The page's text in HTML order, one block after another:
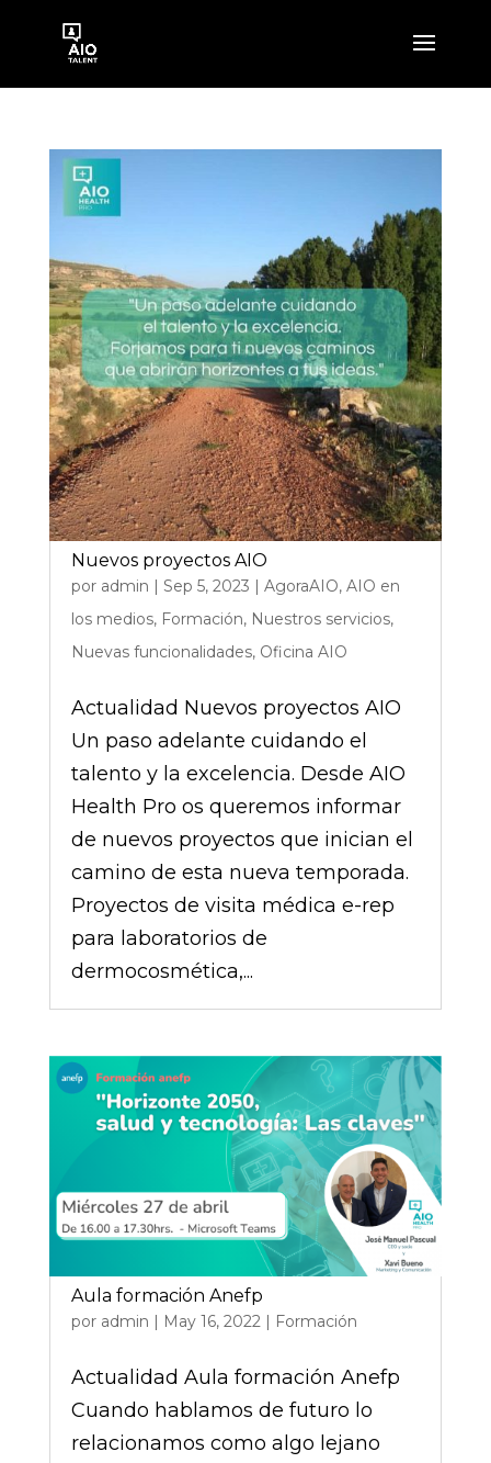
Nuevos proyectos AIO
por admin | Sep 5, 2023 | AgoraAIO, AIO en
los medios, Formación, Nuestros servicios,
Nuevas funcionalidades, Oficina AIO
Actualidad Nuevos proyectos AIO
Un paso adelante cuidando el
talento y la excelencia. Desde AIO
Health Pro os queremos informar
de nuevos proyectos que inician el
camino de esta nueva temporada.
Proyectos de visita médica e-rep
para laboratorios de
dermocosmética,...
Aula formación Anefp
por admin May 16, 2022| Formación
Actualidad Aula formación Anefp
Cuando hablamos de futuro lo
relacionamos como algo lejano